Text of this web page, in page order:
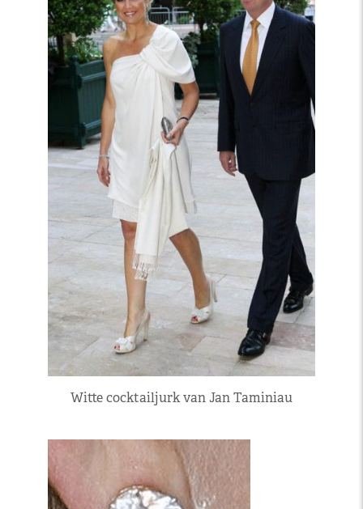
Witte cocktailjurk van Jan Taminiau